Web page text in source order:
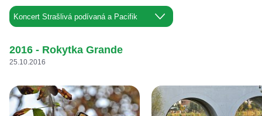
2016 - Rokytka Grande
25.10.2016